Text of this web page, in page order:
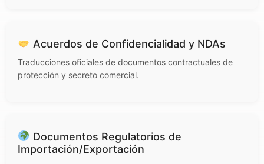
Acuerdos de Confidencialidad y NDAs
Traducciones oficiales de documentos contractuales de
protección y secreto comercial.
Documentos Regulatorios de
Importación/Exportación